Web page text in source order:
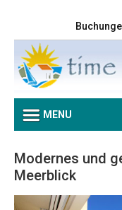
MENU
Modernes und
Meerblick